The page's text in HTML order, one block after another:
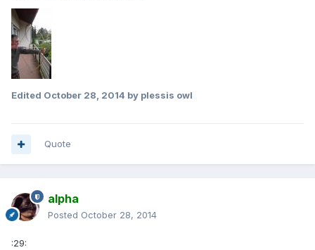
Edited October 28, 2014 by plessis owl
Quote
alpha
Posted October 28, 2014
:29: